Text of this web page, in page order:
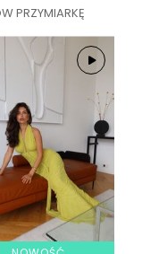
PRZYMIARKĘ